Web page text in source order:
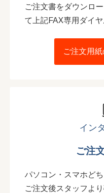
ご注文書をダウンロ
て上記FAX専用ダイ
ご注文用
イン
ご注
パソコン・スマホど
ご注文後スタッフよ